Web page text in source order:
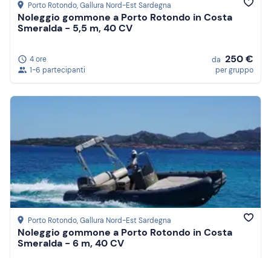
Porto Rotondo, Gallura Nord-Est Sardegna
Noleggio gommone a Porto Rotondo in Costa
Smeralda - 5,5 m, 40 CV
4 ore
1-6 partecipanti
da 250 €
per gruppo
Porto Rotondo, Gallura Nord-Est Sardegna
Noleggio gommone a Porto Rotondo in Costa
Smeralda - 6 m, 40 CV